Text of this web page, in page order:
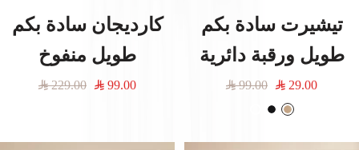
تيشيرت سادة بكم
طويل ورقبة دائرية
السعر
المخفَّض
29.00
السعر
العادي
99.00
ب
أ
كارديجان سادة بكم
طويل منفوخ
السعر
99.00
السعر
229.00